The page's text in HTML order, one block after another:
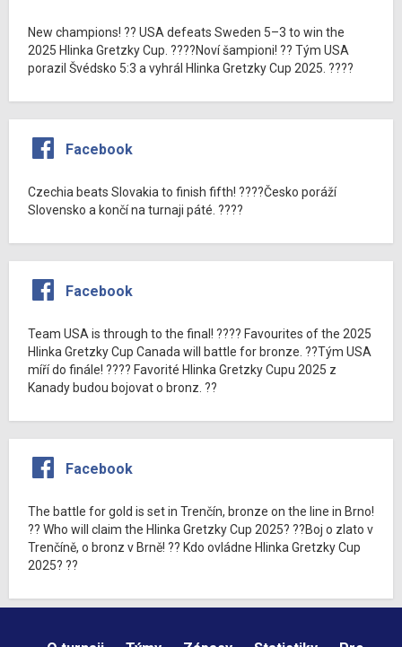
New champions! ?? USA defeats Sweden 5–3 to win the
2025 Hlinka Gretzky Cup. ????Noví šampioni! ?? Tým USA
porazil Švédsko 5:3 a vyhrál Hlinka Gretzky Cup 2025. ????
Facebook
Czechia beats Slovakia to finish fifth! ????Česko poráží
Slovensko a končí na turnaji páté. ????
Facebook
Team USA is through to the final! ???? Favourites of the 2025
Hlinka Gretzky Cup Canada will battle for bronze. ??Tým USA
míří do finále! ???? Favorité Hlinka Gretzky Cupu 2025 z
Kanady budou bojovat o bronz. ??
Facebook
The battle for gold is set in Trenčín, bronze on the line in Brno!
?? Who will claim the Hlinka Gretzky Cup 2025? ??Boj o zlato v
Trenčíně, o bronz v Brně! ?? Kdo ovládne Hlinka Gretzky Cup
2025? ??